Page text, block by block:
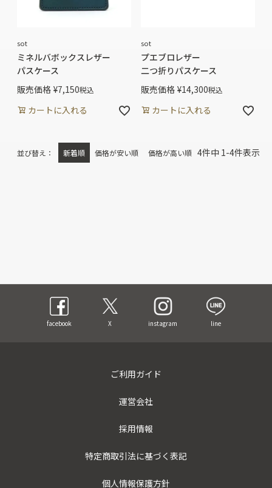
sot
ミネルバボックスレザー
パスケース
販売価格 ¥7,150税込
カートに入れる
sot
プエブロレザー
二つ折りパスケース
販売価格 ¥14,300税込
カートに入れる
並び替え 新着順 価格が安い順 価格が高い順 4件中 1-4件表示
facebook X instagram line
ご利用ガイド
運営会社
採用情報
特定商取引法に基づく表記
個人情報保護方針